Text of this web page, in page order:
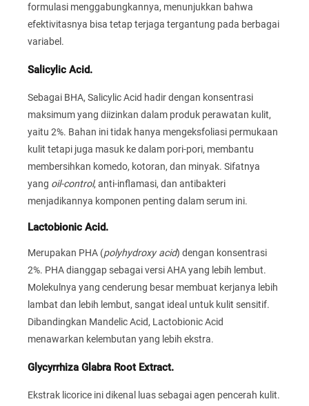
formulasi menggabungkannya, menunjukkan bahwa
efektivitasnya bisa tetap terjaga tergantung pada berbagai
variabel.
Salicylic Acid.
Sebagai BHA, Salicylic Acid hadir dengan konsentrasi
maksimum yang diizinkan dalam produk perawatan kulit,
yaitu 2%. Bahan ini tidak hanya mengeksfoliasi permukaan
kulit tetapi juga masuk ke dalam pori-pori, membantu
membersihkan komedo, kotoran, dan minyak. Sifatnya
yang oil-control, anti-inflamasi, dan antibakteri
menjadikannya komponen penting dalam serum ini.
Lactobionic Acid.
Merupakan PHA (polyhydroxy acid) dengan konsentrasi
2%. PHA dianggap sebagai versi AHA yang lebih lembut.
Molekulnya yang cenderung besar membuat kerjanya lebih
lambat dan lebih lembut, sangat ideal untuk kulit sensitif.
Dibandingkan Mandelic Acid, Lactobionic Acid
menawarkan kelembutan yang lebih ekstra.
Glycyrrhiza Glabra Root Extract.
Ekstrak licorice ini dikenal luas sebagai agen pencerah kulit.